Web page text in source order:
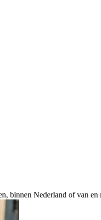
binnen Nederland of van en